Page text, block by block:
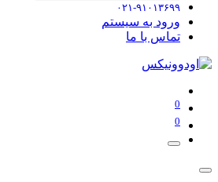
۰۲۱-۹۱۰۱۳۶۹۹
ورود به سیستم
تماس با ما
0
0